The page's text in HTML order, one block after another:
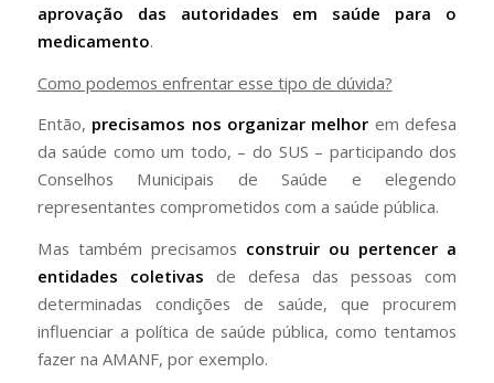
aprovação das autoridades em saúde para o
medicamento.
Como podemos enfrentar esse tipo de dúvida?
Então, precisamos nos organizar melhor em defesa
da saúde como um todo, – do SUS – participando dos
Conselhos Municipais de Saúde e elegendo
representantes comprometidos com a saúde pública.
Mas também precisamos construir ou pertencer a
entidades coletivas de defesa das pessoas com
determinadas condições de saúde, que procurem
influenciar a política de saúde pública, como tentamos
fazer na AMANF, por exemplo.